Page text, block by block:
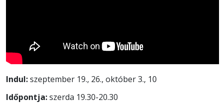
Indul:szeptember 19., 26., október 3., 10
Időpontja:szerda 19.30-20.30